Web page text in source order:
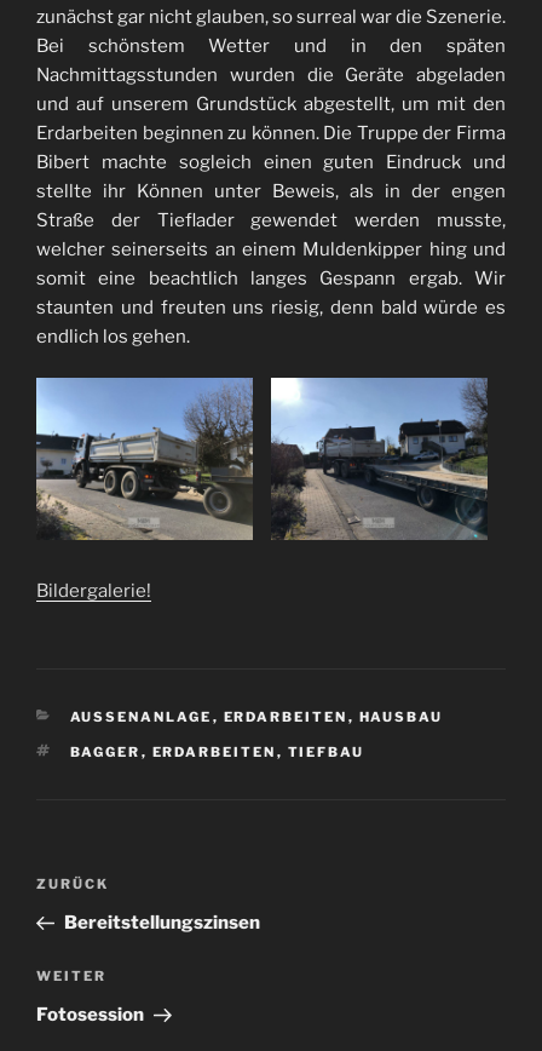
zunächst gar nicht glauben, so surreal war die Szenerie.
Bei schönstem Wetter und in den späten
Nachmittagsstunden wurden die Geräte abgeladen
und auf unserem Grundstück abgestellt, um mit den
Erdarbeiten beginnen zu können. Die Truppe der Firma
Bibert machte sogleich einen guten Eindruck und
stellte ihr Können unter Beweis, als in der engen
Straße der Tieflader gewendet werden musste,
welcher seinerseits an einem Muldenkipper hing und
somit eine beachtlich langes Gespann ergab. Wir
staunten und freuten uns riesig, denn bald würde es
endlich los gehen.
Bildergalerie!
KATEGORIEN
AUSSENANLAGE , ERDARBEITEN , HAUSBAU
SCHLAGWÖRTER
BAGGER , ERDARBEITEN , TIEFBAU
Beitragsnavigation
Vorheriger
Beitrag
ZURÜCK
Bereitstellungszinsen
Nächster
Beitrag
WEITER
Fotosession